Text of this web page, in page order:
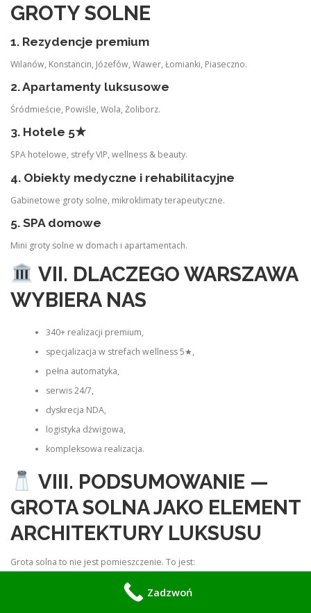
GROTY SOLNE
1. Rezydencje premium
Wilanów, Konstancin, Józefów, Wawer, Łomianki, Piaseczno.
2. Apartamenty luksusowe
Śródmieście, Powiśle, Wola, Żoliborz.
3. Hotele 5★
SPA hotelowe, strefy VIP, wellness & beauty.
4. Obiekty medyczne i rehabilitacyjne
Gabinetowe groty solne, mikroklimaty terapeutyczne.
5. SPA domowe
Mini groty solne w domach i apartamentach.
VII. DLACZEGO WARSZAWA
WYBIERA NAS
340+ realizacji premium,
specjalizacja w strefach wellness 5★,
pełna automatyka,
serwis 24/7,
dyskrecja NDA,
logistyka dźwigowa,
kompleksowa realizacja.
VIII. PODSUMOWANIE —
GROTA SOLNA JAKO ELEMENT
ARCHITEKTURY LUKSUSU
Grota solna to nie jest pomieszczenie. To jest:
architektura mikroklimatu,Zadzwoń